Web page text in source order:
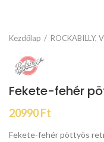
Kezdőlap ROCKABILLY,
Fekete-fehér
20990Ft
Fekete-fehér pöttyös